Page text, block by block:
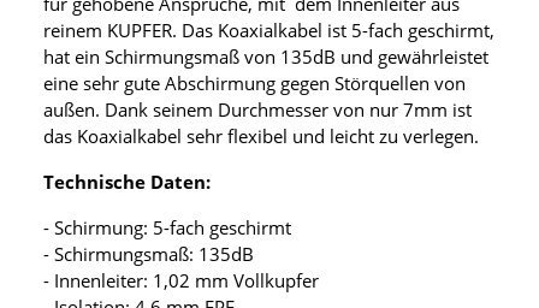
reinem KUPFER. Das Koaxialkabel ist 5-fach geschirmt,
hat ein Schirmungsmaß von 135dB und gewährleistet
eine sehr gute Abschirmung gegen Störquellen von
außen. Dank seinem Durchmesser von nur 7mm ist
das Koaxialkabel sehr flexibel und leicht zu verlegen.
Technische Daten:
- Schirmung: 5-fach geschirmt
- Schirmungsmaß: 135dB
- Innenleiter: 1,02 mm Vollkupfer